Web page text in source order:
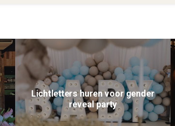
Lichtletters huren voor gender
reveal party